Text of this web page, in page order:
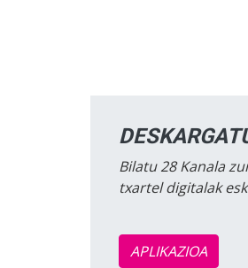
Bilatu 28 Kanala
txartel digitalak
APLIKAZIOA